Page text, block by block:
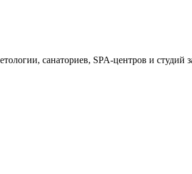
санаториев, SPA-центров и студий